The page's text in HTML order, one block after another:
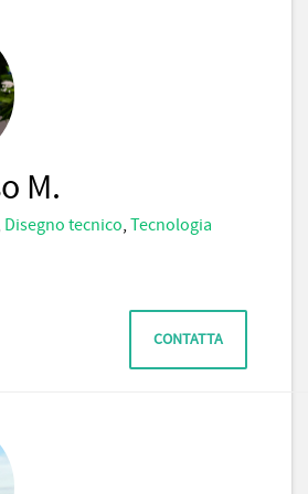
M.
Disegno tecnico, Tecnologia
CONTATTA